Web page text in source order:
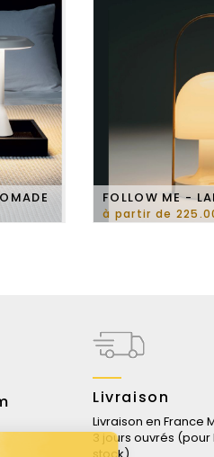
FOLLOW ME -
à partir de
Livraison
Livraison en France
3 jours ouvrés